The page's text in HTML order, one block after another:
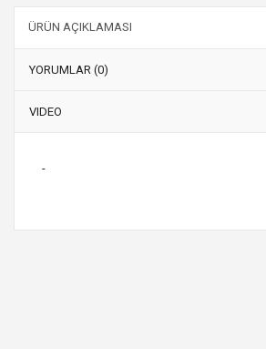
ÜRÜN AÇIKLAMASI
YORUMLAR (0)
VIDEO
-